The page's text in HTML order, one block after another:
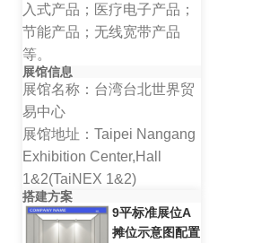
入式产品；医疗电子产品；
节能产品；无线宽带产品
等。
展馆信息
展馆名称：台湾台北世界贸
易中心
展馆地址：Taipei Nangang
Exhibition Center,Hall
1&2(TaiNEX 1&2)
搭建方案
9平标准展位A
摊位示意图配置